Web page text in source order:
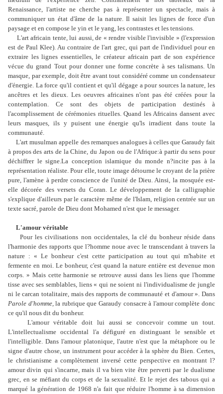
Renaissance, l'artiste ne cherche pas à représenter un spectacle, mais à
communiquer un état d'âme de la nature. Il saisit les lignes de force d'un
paysage et en compose le yin et le yang, les contrastes et les tensions.
L'art africain tente, lui aussi, de « rendre visible l'invisible » (l'expression
est de Paul Klee). Au contraire de l'art grec, qui part de l'individuel pour en
extraire les lignes essentielles, le créateur africain part de son expérience
vécue du grand Tout pour donner une forme concrète à ses talismans. Un
masque, par exemple, doit être avant tout considéré comme un condensateur
d'énergie. La force qu'il contient et qu'il dégage a pour sources la nature, les
ancêtres et les dieux. Les oeuvres africaines n'ont pas été créées pour la
contemplation. Ce sont des objets de participation destinés à
l'acomplissement de cérémonies rituelles. Quand les Africains dansent avec
leurs masques, ils y puisent une énergie qu'ls irradient dans toute la
communauté.
L'art musulman appelle des remarques analogues à celles que Garaudy fait
à propos des arts de la Chine, du Japon ou de l'Afrique:à partir du sens pour
déchiffrer le signe.La conception islamique du monde n?incite pas à la
représentation réaliste. Pour elle, toute image détourne le croyant de la prière
pure, l'amène à perdre conscience de l'unité de Dieu. Ainsi, la mosquée est-
elle décorée des versets du Coran. Le développement de la calligraphie
s'explique d'ailleurs par le caractère même de l'Islam, religion centrée sur un
texte sacré, parole de Dieu dont Mohamed n'est que le messager.
L'amour véritable
Pour les civilisations non occidentales, la clé du bonheur réside dans
l'harmonie des rapports que l?homme noue avec le transcendant à travers la
nature : « Le bonheur c'est cette participation au tout qui m'habite et
fermente en moi. Le bonheur, c'est quand la nature entière est devenue mon
corps. » Mais cette harmonie se retrouve aussi dans les liens que l'homme
tisse avec ses semblables, liens « qui ne soient ni l'individualisme de jungle
ni le carcan totalitaire, mais des rapports de communauté et d'amour ». Dans
Parole d'homme,la rubrique que Garaudy consacre à l'amour complète donc
ce qu'il nous dit du bonheur.
L'amour véritable doit lui aussi se concevoir comme un tout.
L'intellectualisme occidental l'a défiguré en distinguant le sensible et
l'intelligible. Dans l'amour platonique, l'autre n'est que la métaphore ou le
signe d'autre chose, un instrument pour accéder à la sphère du Bien. Certes,
le christianisme a complètement inversé cette perspective en montrant l?
amour divin qui s'incarne, mais il va bien vite être perverti par le dualisme
grec, en se méfiant du corps et de la sexualité. Et le rejet des tabous qui a
marqué la génération de 1968 n'a fait que réduire l'homme à sa dimension